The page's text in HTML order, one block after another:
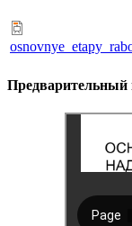
Предварительный